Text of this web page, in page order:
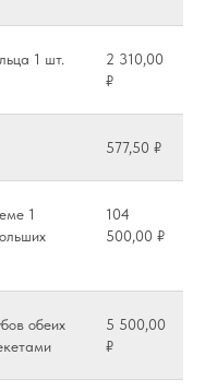
1 шт.
2 310,00
₽
577,50 ₽
1
104
500,00 ₽
обеих
5 500,00
₽